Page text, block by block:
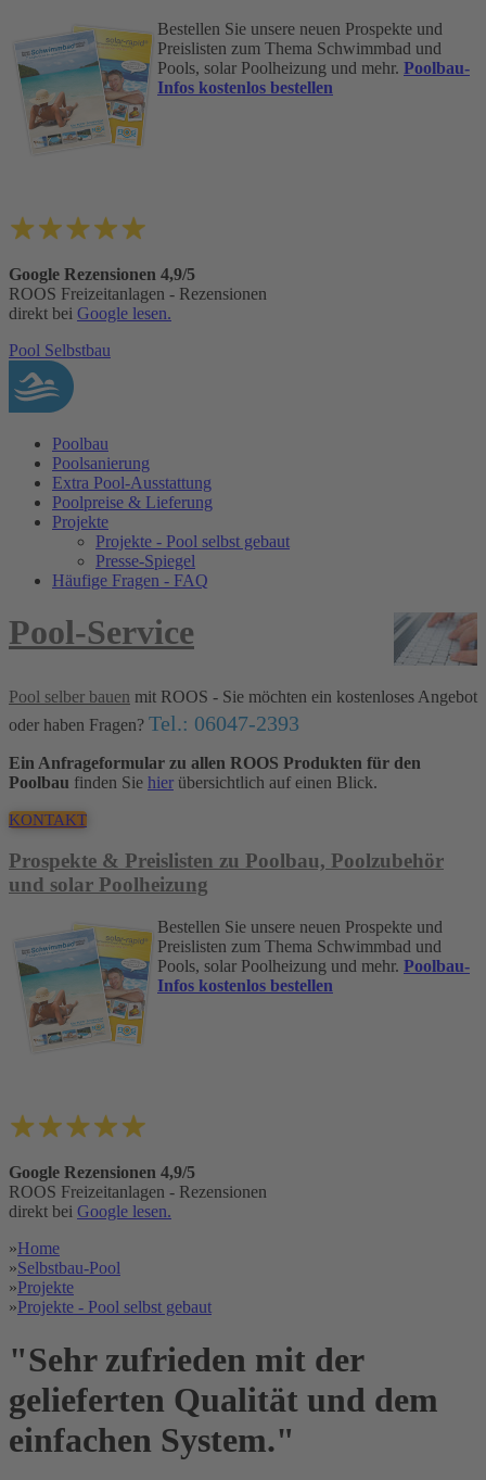
Bestellen Sie unsere neuen Prospekte und
Preislisten zum Thema Schwimmbad und
Pools, solar Poolheizung und mehr. Poolbau-
Infos kostenlos bestellen
Google Rezensionen 4,9/5
ROOS Freizeitanlagen - Rezensionen
direkt bei Google lesen.
Pool Selbstbau
Poolbau
Poolsanierung
Extra Pool-Ausstattung
Poolpreise & Lieferung
Projekte
Projekte - Pool selbst gebaut
Presse-Spiegel
Häufige Fragen - FAQ
Pool-Service
Pool selber bauen mit ROOS - Sie möchten ein kostenloses Angebot
oder haben Fragen? Tel.: 06047-2393
Ein Anfrageformular zu allen ROOS Produkten für den
Poolbau finden Sie hier übersichtlich auf einen Blick.
KONTAKT
Prospekte & Preislisten zu Poolbau, Poolzubehör
und solar Poolheizung
Bestellen Sie unsere neuen Prospekte und
Preislisten zum Thema Schwimmbad und
Pools, solar Poolheizung und mehr. Poolbau-
Infos kostenlos bestellen
Google Rezensionen 4,9/5
ROOS Freizeitanlagen - Rezensionen
direkt bei Google lesen.
»Home
»Selbstbau-Pool
»Projekte
»Projekte - Pool selbst gebaut
"Sehr zufrieden mit der
gelieferten Qualität und dem
einfachen System."